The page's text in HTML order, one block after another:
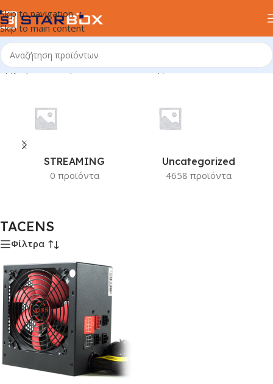
Skip to navigation
Skip to main content
Αρχική σελίδα/Προϊόν Κατασκευαστής/TACENS
STREAMING
0 προϊόντα
Uncategorized
4658 προϊόντα
TACENS
Φίλτρα